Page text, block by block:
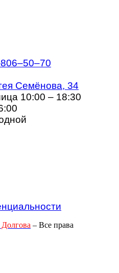
Семёнова, 34
10:00 – 18:30
– Все права